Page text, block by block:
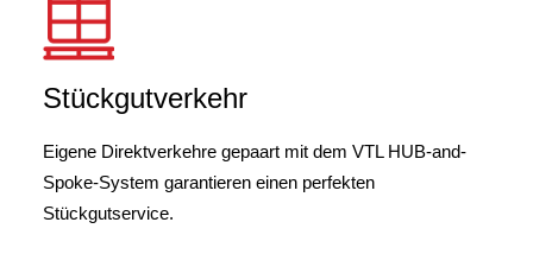
Stückgutverkehr
Eigene Direktverkehre gepaart mit dem VTL HUB-and-
Spoke-System garantieren einen perfekten
Stückgutservice.